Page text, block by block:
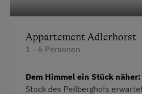
Haarföhn
Wasserkocher
Appartement Adlerhorst
1 - 6 Personen
Dem Himmel ein Stück näher:
Stock des Peilberghofs